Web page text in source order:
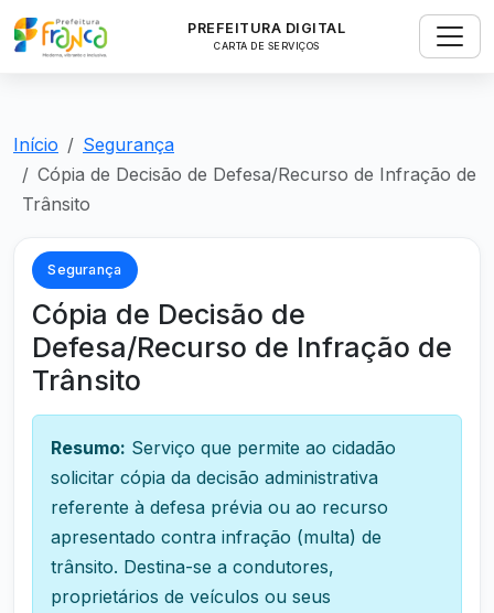
PREFEITURA DIGITAL
CARTA DE SERVIÇOS
Início
Segurança
Cópia de Decisão de Defesa/Recurso de Infração de
Trânsito
Segurança
Cópia de Decisão de
Defesa/Recurso de Infração de
Trânsito
Resumo: Serviço que permite ao cidadão
solicitar cópia da decisão administrativa
referente à defesa prévia ou ao recurso
apresentado contra infração (multa) de
trânsito. Destina-se a condutores,
proprietários de veículos ou seus